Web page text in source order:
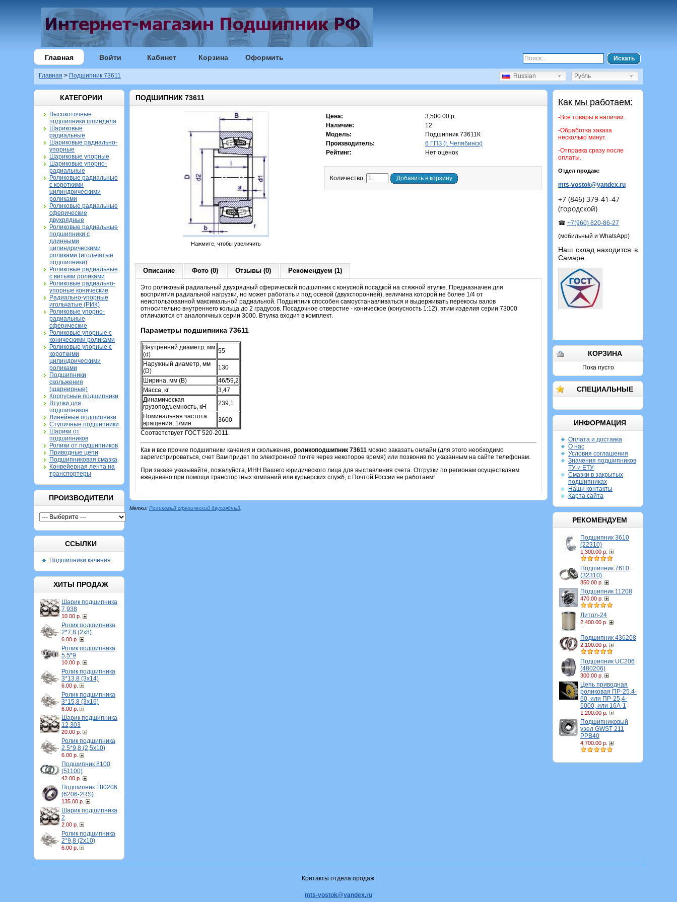
Главная Войти Кабинет Корзина Оформить Искать
Главная > Подшипник 73611 Рубль
Russian
КАТЕГОРИИ
Высокоточные
подшипники шпинделя
Шариковые
радиальные
Шариковые радиально-
упорные
Шариковые упорные
Шариковые упорно-
радиальные
Роликовые радиальные
с короткими
цилиндрическими
роликами
Роликовые радиальные
сферические
двухрядные
Роликовые радиальные
подшипники с
длинными
цилиндрическими
роликами (игольчатые
подшипники)
Роликовые радиальные
с витыми роликами
Роликовые радиально-
упорные конические
Радиально-упорные
игольчатые (РИК)
Роликовые упорно-
радиальные
сферические
Роликовые упорные с
коническими роликами
Роликовые упорные с
короткими
цилиндрическими
роликами
Подшипники
скольжения
(шарнирные)
Корпусные подшипники
Втулки для
подшипников
Линейные подшипники
Ступичные подшипники
Шарики от
подшипников
Ролики от подшипников
Приводные цепи
Подшипниковая смазка
Конвейерная лента на
транспортеры
ПРОИЗВОДИТЕЛИ
ССЫЛКИ
Подшипники качения
ХИТЫ ПРОДАЖ
Шарик подшипника
7,938
10.00 р.
Ролик подшипника
2*7,8 (2х8)
6.00 р.
Ролик подшипника
5,5*9
10.00 р.
Ролик подшипника
3*13,8 (3х14)
6.00 р.
Ролик подшипника
3*15,8 (3х16)
6.00 р.
Шарик подшипника
12,303
20.00 р.
Ролик подшипника
2,5*9,8 (2,5х10)
6.00 р.
Подшипник 8100
(51100)
42.00 р.
Подшипник 180206
(6206-2RS)
135.00 р.
Шарик подшипника
2
2.00 р.
Ролик подшипника
2*9,8 (2х10)
6.00 р.
Как мы работаем:
-Все товары в наличии.
-Обработка заказа
несколько минут.
-Отправка сразу после
оплаты.
Отдел продаж:
mts-vostok@yandex.ru
+7 (846) 379-41-47
(городской)
☎ +7(960) 820-86-27
(мобильный и WhatsApp)
Наш склад находится в
Самаре.
КОРЗИНА
Пока пусто
СПЕЦИАЛЬНЫЕ
ИНФОРМАЦИЯ
Оплата и доставка
О нас
Условия соглашения
Значения подшипников
ТУ и ЕТУ
Смазки в закрытых
подшипниках
Наши контакты
Карта сайта
РЕКОМЕНДУЕМ
Подшипник 3610
(22310)
1,300.00 р.
Подшипник 7610
(32310)
850.00 р.
Подшипник 11208
470.00 р.
Литол-24
2,400.00 р.
Подшипник 436208
2,100.00 р.
Подшипник UC206
(480206)
300.00 р.
Цепь приводная
роликовая ПР-25,4-
60, или ПР-25,4-
6000, или 16A-1
1,200.00 р.
Подшипниковый
узел GWST 211
PPB40
4,700.00 р.
ПОДШИПНИК 73611
Нажмите, чтобы увеличить
Цена:
3,500.00 р.
Наличие:
12
Модель:
Подшипник 73611К
Производитель:
6 ГПЗ (г. Челябинск)
Рейтинг:
Нет оценок
Количество: Добавить в корзину
Описание Фото (0) Отзывы (0) Рекомендуем (1)
Это роликовый радиальный двухрядный сферический подшипник с конусной посадкой на стяжной втулке. Предназначен для
восприятия радиальной нагрузки, но может работать и под осевой (двухсторонней), величина которой не более 1/4 от
неиспользованной максимальной радиальной. Подшипник способен самоустанавливаться и выдерживать перекосы валов
относительно внутреннего кольца до 2 градусов. Посадочное отверстие - коническое (конусность 1:12), этим изделия серии 73000
отличаются от аналогичных серии 3000. Втулка входит в комплект.
Параметры подшипника 73611
Внутренний диаметр, мм
(d)
55
Наружный диаметр, мм
(D)
130
Ширина, мм (B)
46/59,2
Масса, кг
3,47
Динамическая
грузоподъемность, кН
239,1
Номинальная частота
вращения, 1/мин
3600
Соответствует ГОСТ 520-2011.
Как и все прочие подшипники качения и скольжения, роликоподшипник 73611 можно заказать онлайн (для этого необходимо
зарегистрироваться, счет Вам придет по электронной почте через некоторое время) или позвонив по указанным на сайте телефонам.
При заказе указывайте, пожалуйста, ИНН Вашего юридического лица для выставления счета. Отгрузки по регионам осуществляем
ежедневно при помощи транспортных компаний или курьерских служб, с Почтой России не работаем!
Метки: Роликовый сферический двухрядный
Контакты отдела продаж:
mts-vostok@yandex.ru